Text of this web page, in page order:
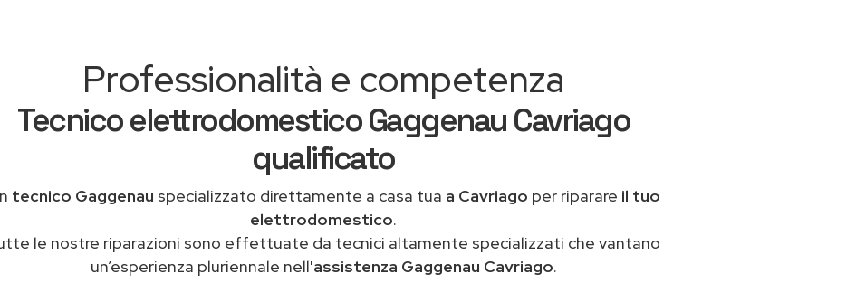
Professionalità e competenza
Tecnico elettrodomestico Gaggenau Cavriago
qualificato
tecnico Gaggenau specializzato direttamente a casa tua a Cavriago per riparare il tuo
elettrodomestico.
le nostre riparazioni sono effettuate da tecnici altamente specializzati che vantano
un’esperienza pluriennale nell'assistenza Gaggenau Cavriago.